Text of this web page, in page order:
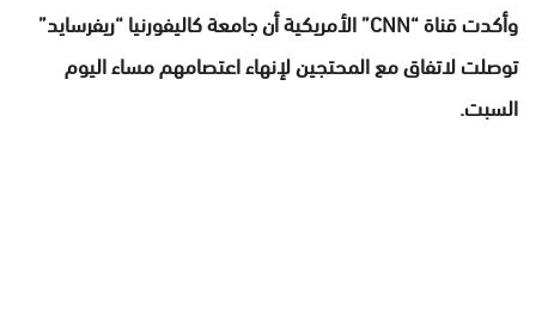
وأكدت قناة “CNN” الأمريكية أن جامعة كاليفورنيا “ريفرسايد”
توصلت لاتفاق مع المحتجين لإنهاء اعتصامهم مساء اليوم
السبت.